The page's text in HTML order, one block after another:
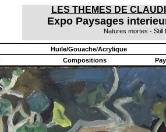
LES THEMES DE
Expo Paysages
Natures mortes - Still
Huile/Gouache/Acrylique
Compositions